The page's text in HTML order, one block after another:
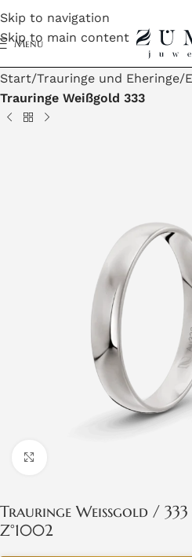
Skip to navigation
Skip to main content
Menu
Start Trauringe und Eheringe
Trauringe Weißgold 333
Trauringe Weissgold /
Z°1002